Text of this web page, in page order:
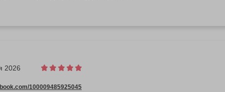
2026
100009485925045